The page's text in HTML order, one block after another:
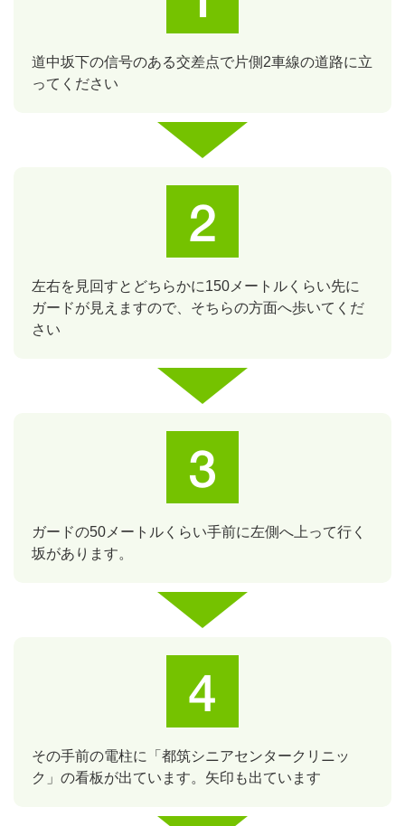
道中坂下の信号のある交差点で片側2車線の道路に立
ってください
左右を見回すとどちらかに150メートルくらい先に
ガードが見えますので、そちらの方面へ歩いてくだ
さい
ガードの50メートルくらい手前に左側へ上って行く
坂があります。
その手前の電柱に「都筑シニアセンタークリニッ
ク」の看板が出ています。矢印も出ています